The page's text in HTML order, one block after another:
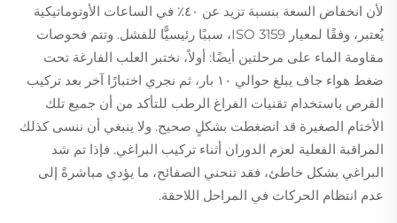
لأن انخفاض السعة بنسبة تزيد عن ٤٠٪ في الساعات الأوتوماتيكية
يُعتبر، وفقًا لمعيار ISO 3159، سببًا رئيسيًّا للفشل. وتتم فحوصات
مقاومة الماء على مرحلتين أيضًا: أولاً، نختبر العلب الفارغة تحت
ضغط هواء جاف يبلغ حوالي ١٠ بار، ثم نجري اختبارًا آخر بعد تركيب
القرص باستخدام تقنيات الفراغ الرطب للتأكد من أن جميع تلك
الأختام الصغيرة قد انضغطت بشكلٍ صحيح. ولا ينبغي أن ننسى كذلك
المراقبة الفعلية لعزم الدوران أثناء تركيب البراغي. فإذا تم شد
البراغي بشكل خاطئ، فقد تنحني الصفائح، ما يؤدي مباشرةً إلى
عدم انتظام الحركات في المراحل اللاحقة.